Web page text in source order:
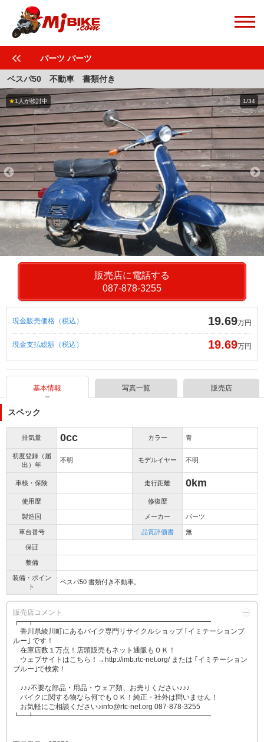
パーツ パーツ
ベスパ50 不動車 書類付き
1/34
★1人が検討中
販売店に電話する
087-878-3255
現金販売価格（税込） 19.69万円
現金支払総額（税込） 19.69万円
基本情報 写真一覧 販売店
スペック
排気量 0cc カラー 青
初度登録（届
出）年
不明 モデルイヤー 不明
車検・保険 走行距離 0km
使用歴 修復歴
製造国 メーカー パーツ
車台番号 品質評価書 無
保証
整備
装備・ポイン
ト
ベスパ50 書類付き不動車。
販売店コメント
┏━┳━━━━━━━━━━━━━━━━━━━━━━━━━
香川県綾川町にあるバイク専門リサイクルショップ ｢イミテーションブ
ルー｣ です！
在庫店数１万点！店頭販売もネット通販もＯＫ！
ウェブサイトはこちら！→http://imb.rtc-net.org/ または ｢イミテーション
ブルー｣で検索！
♪♪♪不要な部品・用品・ウェア類、お売りください♪♪♪
バイクに関する物なら何でもＯＫ！純正・社外は問いません！
お気軽にご相談ください♪info@rtc-net.org 087-878-3255
┗━┻━━━━━━━━━━━━━━━━━━━━━━━━━